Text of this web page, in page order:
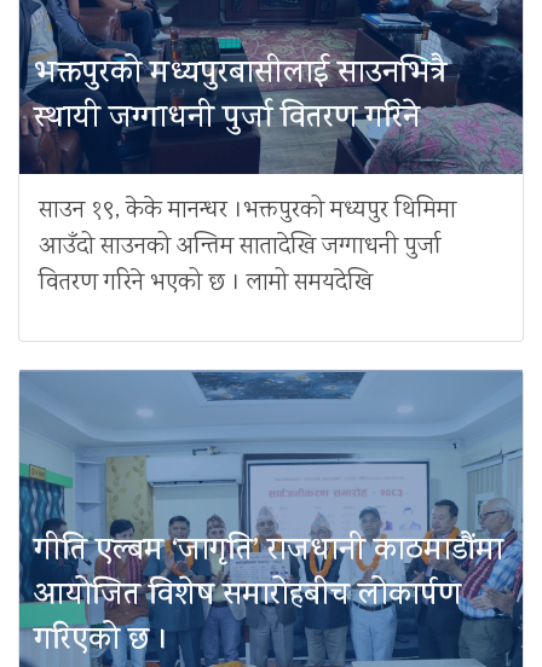
भक्तपुरको मध्यपुरबासीलाई साउनभित्रै
स्थायी जग्गाधनी पुर्जा वितरण गरिने
साउन १९, केके मानन्धर ।भक्तपुरको मध्यपुर थिमिमा
आउँदो साउनको अन्तिम सातादेखि जग्गाधनी पुर्जा
वितरण गरिने भएको छ । लामो समयदेखि
गीति एल्बम ‘जागृति’ राजधानी काठमाडौंमा
आयोजित विशेष समारोहबीच लोकार्पण
गरिएको छ ।